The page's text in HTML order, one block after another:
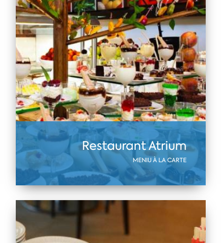
Restaurant Atrium
MENIU À LA CARTE